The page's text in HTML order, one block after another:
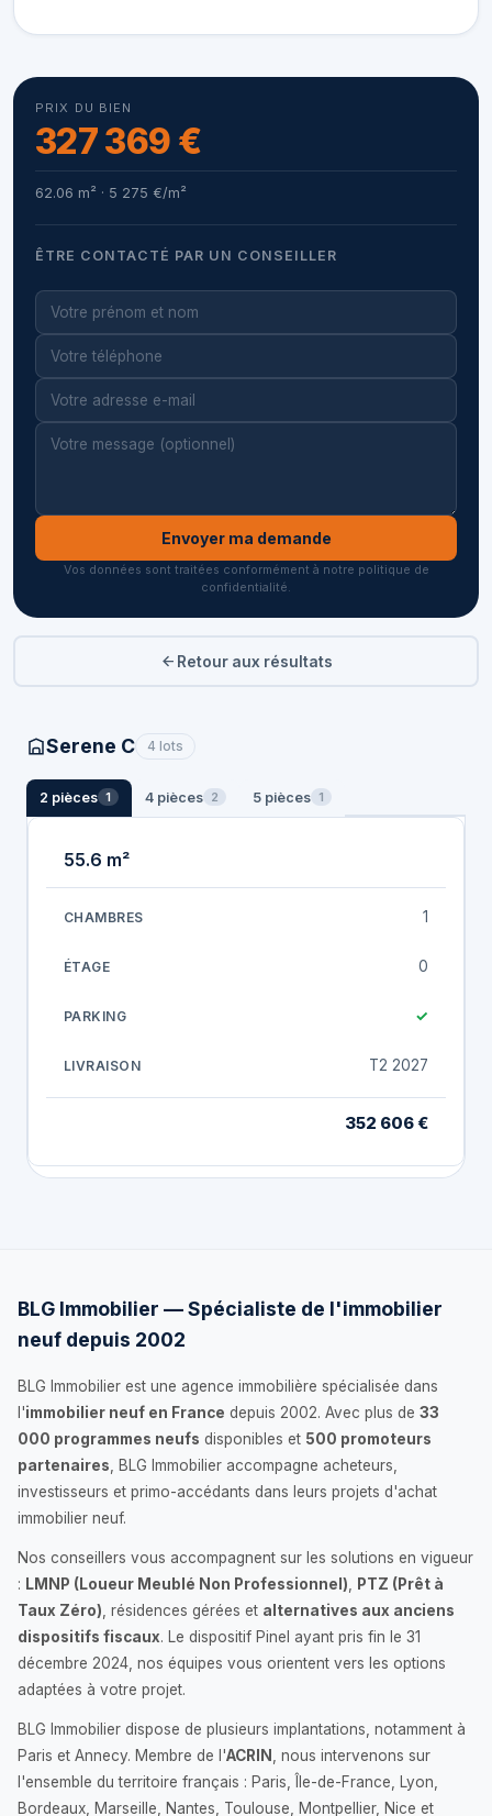
PRIX DU BIEN
327 369 €
62.06 m² · 5 275 €/m²
ÊTRE CONTACTÉ PAR UN CONSEILLER
Envoyer ma demande
Vos données sont traitées conformément à notre politique de
confidentialité.
Retour aux résultats
Serene C 4 lots
2 pièces 1 4 pièces 2 5 pièces 1
55.6 m²
1
0
✓
T2 2027
352 606 €
BLG Immobilier — Spécialiste de l'immobilier
neuf depuis 2002
BLG Immobilier est une agence immobilière spécialisée dans
l'immobilier neuf en France depuis 2002. Avec plus de 33
000 programmes neufs disponibles et 500 promoteurs
partenaires , BLG Immobilier accompagne acheteurs,
investisseurs et primo-accédants dans leurs projets d'achat
immobilier neuf.
Nos conseillers vous accompagnent sur les solutions en vigueur
: LMNP (Loueur Meublé Non Professionnel)
PTZ (Prêt à
Taux Zéro) , résidences gérées et alternatives aux anciens
dispositifs fiscaux. Le dispositif Pinel ayant pris fin le 31
décembre 2024, nos équipes vous orientent vers les options
adaptées à votre projet.
BLG Immobilier dispose de plusieurs implantations, notamment à
Paris et Annecy. Membre de l'ACRIN
, nous intervenons sur
l'ensemble du territoire français : Paris, Île-de-France, Lyon,
Bordeaux, Marseille, Nantes, Toulouse, Montpellier, Nice et